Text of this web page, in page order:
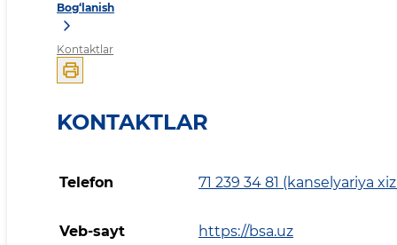
Bog‘lanish
Kontaktlar
KONTAKTLAR
Telefon 71 239 34 81 (kanselyariya
Veb-sayt https://bsa.uz